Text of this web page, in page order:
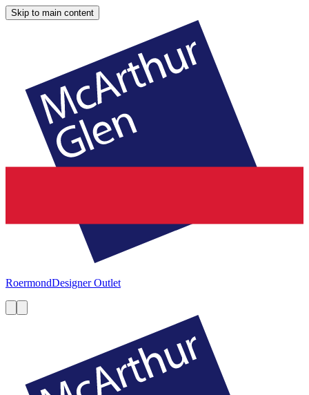
Skip to main content
RoermondDesigner Outlet